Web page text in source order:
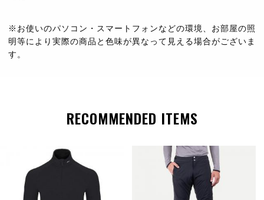
※お使いのパソコン・スマートフォンなどの環境、お部屋の照
明等により実際の商品と色味が異なって見える場合がございま
す。
RECOMMENDED ITEMS